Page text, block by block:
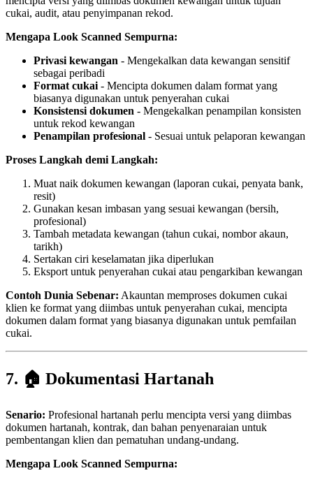
cukai, audit, atau penyimpanan rekod.
Mengapa Look Scanned Sempurna:
Privasi kewangan - Mengekalkan data kewangan sensitif
sebagai peribadi
Format cukai - Mencipta dokumen dalam format yang
biasanya digunakan untuk penyerahan cukai
Konsistensi dokumen - Mengekalkan penampilan konsisten
untuk rekod kewangan
Penampilan profesional - Sesuai untuk pelaporan kewangan
Proses Langkah demi Langkah:
Muat naik dokumen kewangan (laporan cukai, penyata bank,
resit)
Gunakan kesan imbasan yang sesuai kewangan (bersih,
profesional)
Tambah metadata kewangan (tahun cukai, nombor akaun,
tarikh)
Sertakan ciri keselamatan jika diperlukan
Eksport untuk penyerahan cukai atau pengarkiban kewangan
Contoh Dunia Sebenar: Akauntan memproses dokumen cukai
klien ke format yang diimbas untuk penyerahan cukai, mencipta
dokumen dalam format yang biasanya digunakan untuk pemfailan
cukai.
7. 🏠 Dokumentasi Hartanah
Senario: Profesional hartanah perlu mencipta versi yang diimbas
dokumen hartanah, kontrak, dan bahan penyenaraian untuk
pembentangan klien dan pematuhan undang-undang.
Mengapa Look Scanned Sempurna: